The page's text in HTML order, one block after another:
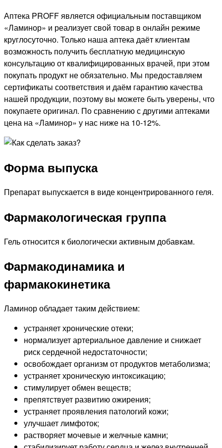
Аптека PROFF является официальным поставщиком
«Ламинор» и реализует свой товар в онлайн режиме
круглосуточно. Только наша аптека даёт клиентам
возможность получить бесплатную медицинскую
консультацию от квалифицированных врачей, при этом
покупать продукт не обязательно. Мы предоставляем
сертификаты соответствия и даём гарантию качества
нашей продукции, поэтому вы можете быть уверены, что
покупаете оригинал. По сравнению с другими аптеками
цена на «Ламинор» у нас ниже на 10-12%.
Форма выпуска
Препарат выпускается в виде концентрированного геля.
Фармакологическая группа
Гель относится к биологически активным добавкам.
Фармакодинамика и
фармакокинетика
Ламинор обладает таким действием:
устраняет хронические отеки;
нормализует артериальное давление и снижает
риск сердечной недостаточности;
освобождает организм от продуктов метаболизма;
устраняет хроническую интоксикацию;
стимулирует обмен веществ;
препятствует развитию ожирения;
устраняет проявления патологий кожи;
улучшает лимфоток;
растворяет мочевые и желчные камни;